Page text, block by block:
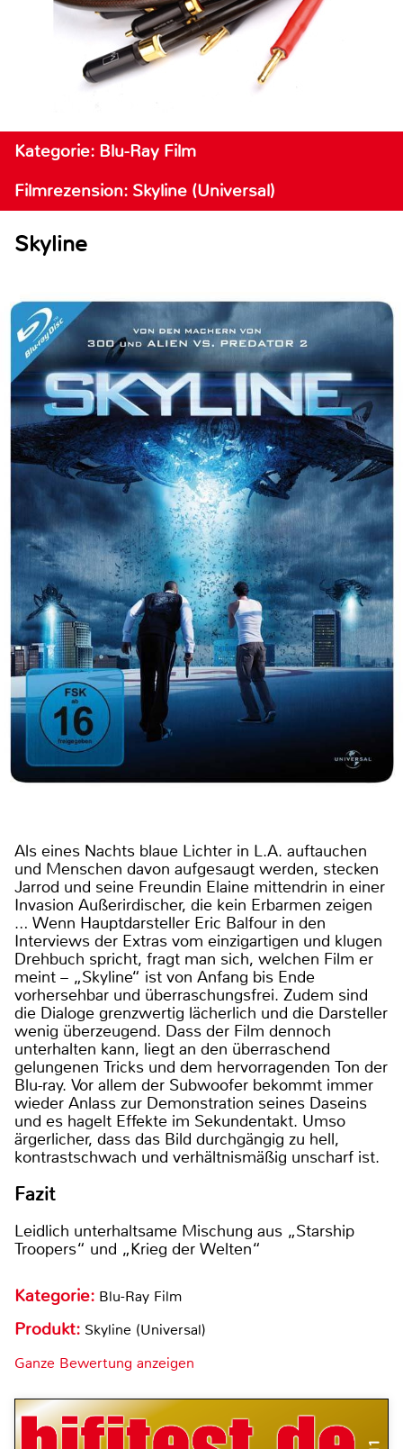
Kategorie: Blu-Ray Film
Filmrezension: Skyline (Universal)
Skyline
Als eines Nachts blaue Lichter in L.A. auftauchen
und Menschen davon aufgesaugt werden, stecken
Jarrod und seine Freundin Elaine mittendrin in einer
Invasion Außerirdischer, die kein Erbarmen zeigen
… Wenn Hauptdarsteller Eric Balfour in den
Interviews der Extras vom einzigartigen und klugen
Drehbuch spricht, fragt man sich, welchen Film er
meint – „Skyline“ ist von Anfang bis Ende
vorhersehbar und überraschungsfrei. Zudem sind
die Dialoge grenzwertig lächerlich und die Darsteller
wenig überzeugend. Dass der Film dennoch
unterhalten kann, liegt an den überraschend
gelungenen Tricks und dem hervorragenden Ton der
Blu-ray. Vor allem der Subwoofer bekommt immer
wieder Anlass zur Demonstration seines Daseins
und es hagelt Effekte im Sekundentakt. Umso
ärgerlicher, dass das Bild durchgängig zu hell,
kontrastschwach und verhältnismäßig unscharf ist.
Fazit
Leidlich unterhaltsame Mischung aus „Starship
Troopers“ und „Krieg der Welten“
Kategorie: Blu-Ray Film
Produkt: Skyline (Universal)
Ganze Bewertung anzeigen